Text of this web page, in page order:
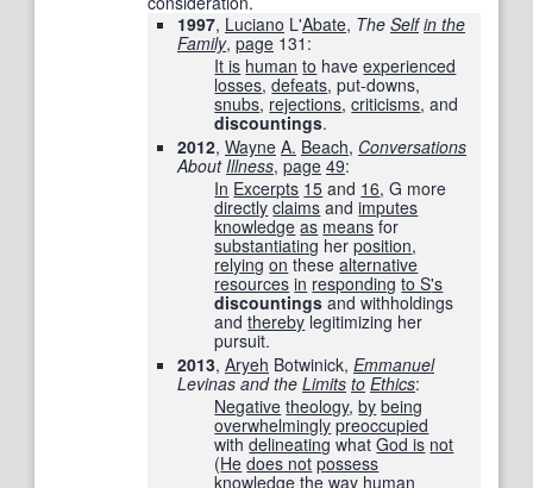
1997, Luciano L'Abate, The Self in the
Family, page 131 :
It is human to haveexperienced
losses,defeats, put-downs,
snubs, rejections,criticisms, and
discountings.
2012, Wayne A. Beach, Conversations
AboutIllness, page 49:
In Excerpts 15 and 16, G more
directly claims andimputes
knowledge as means for
substantiating herposition,
relying on thesealternative
resources in responding to S's
discountings and withholdings
andthereby legitimizing her
pursuit.
2013, Aryeh Botwinick, Emmanuel
Levinas and the Limits to Ethics:
Negative theology,by being
overwhelmingly preoccupied
withdelineating whatGod is not
(He does not possess
knowledge the way human